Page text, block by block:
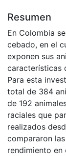
Resumen
En Colombia
cebado, en el
exponen sus
características
Para esta
total de 384
de 192
raciales que
realizados
compararon
rendimiento